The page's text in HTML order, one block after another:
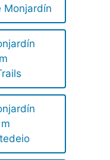
Monjardín